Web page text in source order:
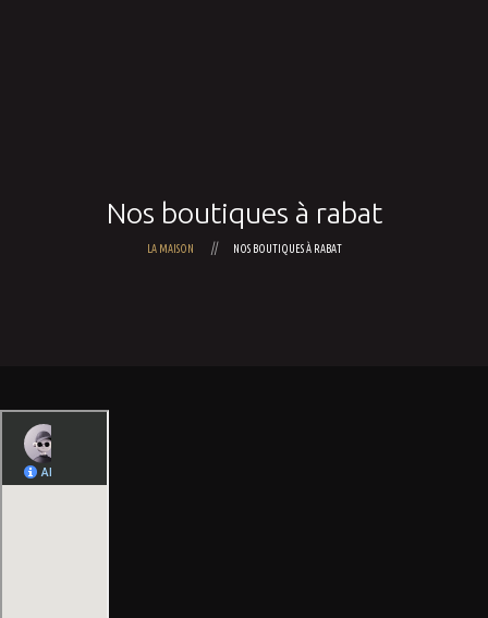
Nos boutiques à rabat
LA MAISON NOS BOUTIQUES À RABAT